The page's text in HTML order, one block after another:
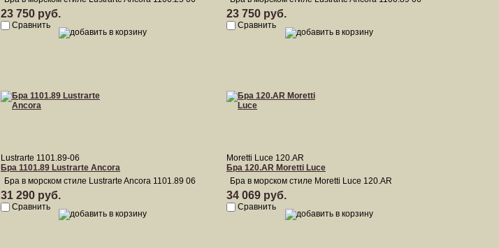
23 750 руб.
Сравнить
23 750 руб.
Сравнить
Lustrarte 1101.89-06
Бра 1101.89 Lustrarte Ancora
Бра в морском стиле Lustrarte Ancora 1101.89 06
31 290 руб.
Сравнить
Moretti Luce 120.AR
Бра 120.AR Moretti Luce
Бра в морском стиле Moretti Luce 120.AR
34 069 руб.
Сравнить